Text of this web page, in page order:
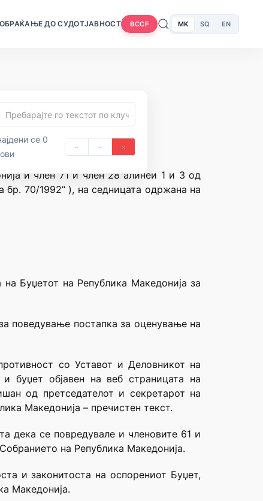
ОБРАЌАЊЕ ДО СУДОТЈАВНОСТ BCCF MK SQ EN
се 0
и член 71 и член 28 алинеи 1 и 3 од
бр. 70/1992“ ), на седницата одржана на
Буџетот на Република Македонија за
поведување постапка за оценување на
со Уставот и Деловникот на
буџет објавен на веб страницата на
од претседателот и секретарот на
Македонија – пречистен текст.
дека се повредувале и членовите 61 и
на Република Македонија.
и законитоста на оспорениот Буџет,
Македонија.